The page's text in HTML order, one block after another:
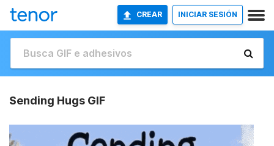
CREAR INICIAR SESIÓN
Sending Hugs GIF